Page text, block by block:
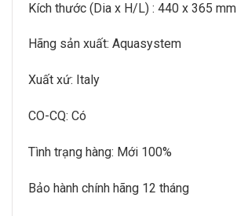
Kích thước (Dia x H/L) : 440 x 365 mm
Hãng sản xuất: Aquasystem
Xuất xứ: Italy
CO-CQ: Có
Tình trạng hàng: Mới 100%
Bảo hành chính hãng 12 tháng